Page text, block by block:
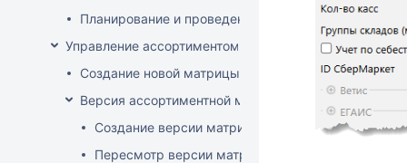
Планирование и проведение акций
Управление ассортиментом магазинов
Создание новой матрицы
Версия ассортиментной матрицы
Создание версии матрицы
Пересмотр версии матрицы